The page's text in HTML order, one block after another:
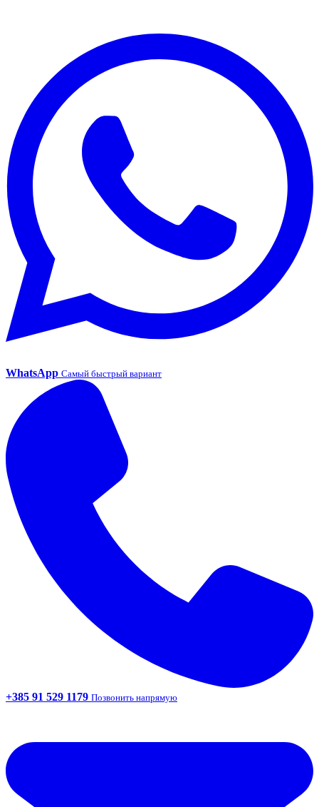
WhatsApp Самый быстрый вариант
+385 91 529 1179 Позвонить напрямую